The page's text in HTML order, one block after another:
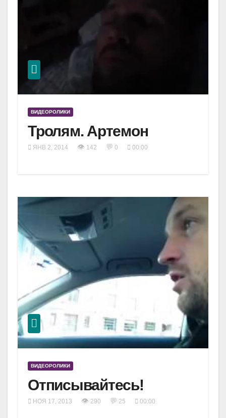
ВИДЕОРОЛИКИ
Тролям. Артемон
ЯНВ 2, 2014 👁 142 💬 0 00:00
ВИДЕОРОЛИКИ
Отписывайтесь!
НОЯ 17, 2013 👁 290 💬 25 00:00